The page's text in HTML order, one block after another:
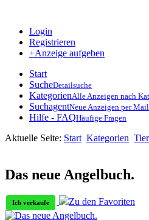
Login
Registrieren
+Anzeige aufgeben
Start
SucheDetailsuche
KategorienAlle Anzeigen nach
SuchagentNeue Anzeigen per
Hilfe - FAQHäufige Fragen
Aktuelle Seite: Start Kategorien
Das neue Angelbuch.
Ich verkaufe Zu den Favoriten